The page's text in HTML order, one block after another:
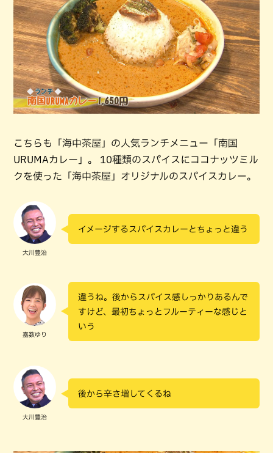
こちらも「海中茶屋」の人気ランチメニュー「南国
URUMAカレー」。 10種類のスパイスにココナッツミル
クを使った「海中茶屋」オリジナルのスパイスカレー。
大川豊治
イメージするスパイスカレーとちょっと違う
嘉数ゆり
違うね。後からスパイス感しっかりあるんで
すけど、最初ちょっとフルーティーな感じと
いう
大川豊治
後から辛さ増してくるね